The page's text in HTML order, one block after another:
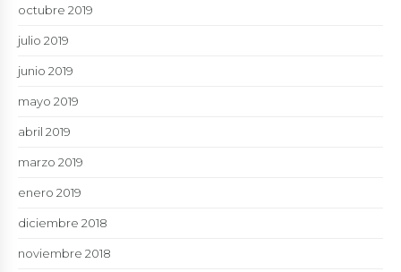
octubre 2019
julio 2019
junio 2019
mayo 2019
abril 2019
marzo 2019
enero 2019
diciembre 2018
noviembre 2018